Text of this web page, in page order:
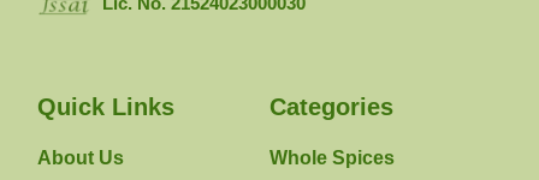
Quick Links
About Us
Categories
Whole Spices